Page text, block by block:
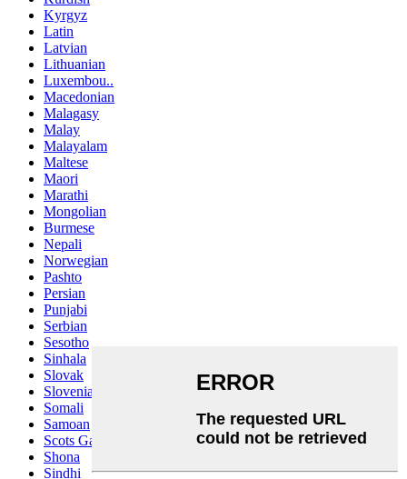
Kyrgyz
Latin
Latvian
Lithuanian
Luxembou..
Macedonian
Malagasy
Malay
Malayalam
Maltese
Maori
Marathi
Mongolian
Burmese
Nepali
Norwegian
Pashto
Persian
Punjabi
Serbian
Sesotho
Sinhala
Slovak
Slovenian
Somali
Samoan
Scots Gaelic
Shona
Sindhi